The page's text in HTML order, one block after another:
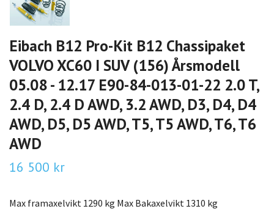
Eibach B12 Pro-Kit B12 Chassipaket
VOLVO XC60 I SUV (156) Årsmodell
05.08 - 12.17 E90-84-013-01-22 2.0 T,
2.4 D, 2.4 D AWD, 3.2 AWD, D3, D4, D4
AWD, D5, D5 AWD, T5, T5 AWD, T6, T6
AWD
16 500 kr
Max framaxelvikt 1290 kg Max Bakaxelvikt 1310 kg